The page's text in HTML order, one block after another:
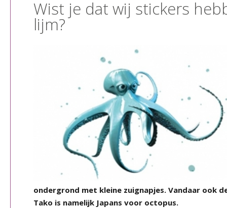
Wist je dat wij stickers
lijm?
ondergrond met kleine zuignapjes. Vandaar ook
Tako is namelijk Japans voor octopus.